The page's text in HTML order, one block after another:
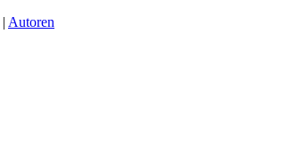
| Autoren